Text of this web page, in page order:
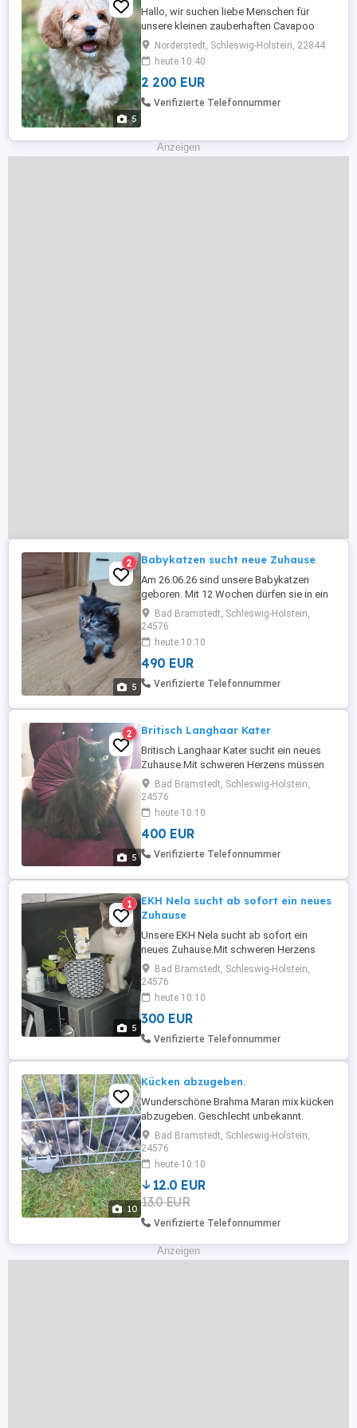
5
Hallo, wir suchen liebe Menschen für
unsere kleinen zauberhaften Cavapoo
Welpen. Wir sind verspielt und sehr
verschmust, kuscheln gern und lange
.schlafen durch. Wir gehen brav aufs
Training Pad und auch draußen auf
Toilette. Wir sind Jungs und Mädchen
Norderstedt, Schleswig-Holstein, 22844
heute 10:40
2 200 EUR
Verifizierte Telefonnummer
Anzeigen
5
2 Babykatzen sucht neue Zuhause
Am 26.06.26 sind unsere Babykatzen
geboren. Mit 12 Wochen dürfen sie in ein
neue Zuhause umzehen. Sie sind
entwurmt und geimpft. Die kleine sind
richtig süße Karze. Die Kitten sind sehr
gewohnt. Essen nass und trocken Futter.
Mama und Papa sind BLH. Beide
Bad Bramstedt, Schleswig-Holstein,
24576
heute 10:10
490 EUR
Verifizierte Telefonnummer
5
2 Britisch Langhaar Kater
Britisch Langhaar Kater sucht ein neues
Zuhause.Mit schweren Herzens müssen
wir uns von unserem geliebten Puszek
verabschieden. Grund ist eine
gesundhelitische Situation in der Familie.
sozialisiert mit Hunde und Kinder
gewöhnt. Er ist regelmäßig tierärztlich ...
Bad Bramstedt, Schleswig-Holstein,
24576
heute 10:10
400 EUR
Verifizierte Telefonnummer
5
1
EKH Nela sucht ab sofort ein neues
Zuhause
Unsere EKH Nela sucht ab sofort ein
neues Zuhause.Mit schweren Herzens
müssen wir uns von Nela
verabschieden.Grund ist eine
gesundhelitische Situation in der
sehr verspielt. Sie ist Stubenrein Hunde
und Kinder gewöhnt. Sie ist geimpft und
Bad Bramstedt, Schleswig-Holstein,
24576
heute 10:10
300 EUR
Verifizierte Telefonnummer
10
Kücken abzugeben.
Wunderschöne Brahma Maran mix kücken
abzugeben. Geschlecht unbekannt.
Privatverkauf keine Garantie und
Rücknahme.
Bad Bramstedt, Schleswig-Holstein,
24576
heute 10:10
12.0 EUR
13.0 EUR
Verifizierte Telefonnummer
Anzeigen